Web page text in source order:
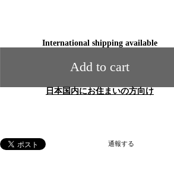
International shipping available
Add to cart
日本国内にお住まいの方向け
通報する